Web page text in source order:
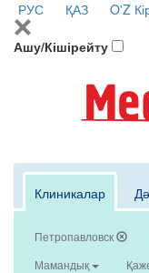
РУС ҚАЗ O'Z
Ашу/Кішірейту
Клиникалар
Петропавловск
Мамандық